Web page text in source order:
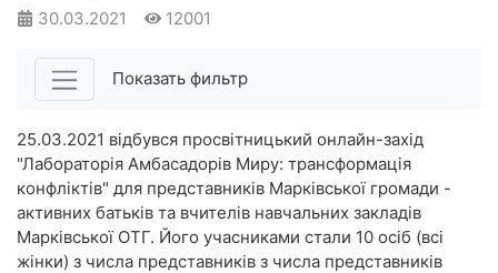
30.03.2021 12001
Показать фильтр
25.03.2021 відбувся просвітницький онлайн-захід
"Лабораторія Амбасадорів Миру: трансформація
конфліктів" для представників Марківської громади -
активних батьків та вчителів навчальних закладів
Марківської ОТГ. Його учасниками стали 10 осіб (всі
жінки) з числа представників з числа представників